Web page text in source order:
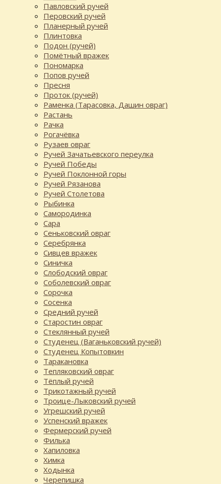
Павловский ручей
Перовский ручей
Планерный ручей
Плинтовка
Подон (ручей)
Помётный вражек
Пономарка
Попов ручей
Пресня
Проток (ручей)
Раменка (Тарасовка, Дашин овраг)
Растань
Рачка
Рогачёвка
Рузаев овраг
Ручей Зачатьевского переулка
Ручей Победы
Ручей Поклонной горы
Ручей Рязанова
Ручей Столетова
Рыбинка
Самородинка
Сара
Сеньковский овраг
Серебрянка
Сивцев вражек
Синичка
Слободский овраг
Соболевский овраг
Сорочка
Сосенка
Средний ручей
Старостин овраг
Стеклянный ручей
Студенец (Ваганьковский ручей)
Студенец Копытовкин
Таракановка
Тепляковский овраг
Тёплый ручей
Трикотажный ручей
Троице-Лыковский ручей
Угрешский ручей
Успенский вражек
Фермерский ручей
Филька
Хапиловка
Химка
Ходынка
Черепишка